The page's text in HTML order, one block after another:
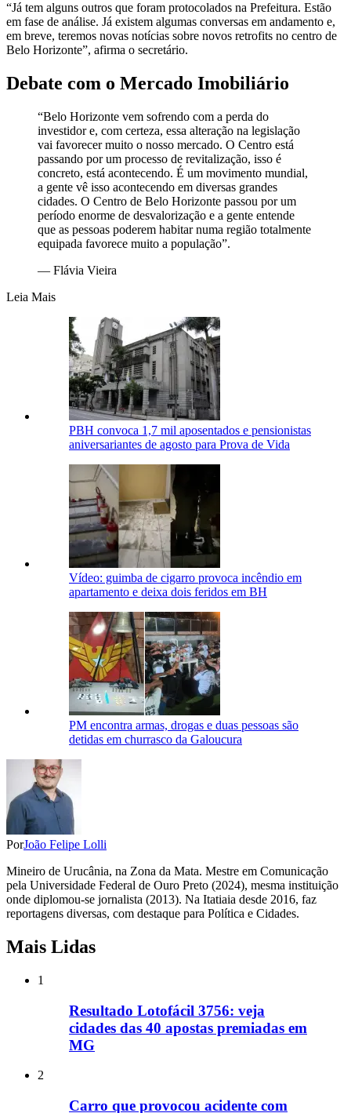
“Já tem alguns outros que foram protocolados na Prefeitura. Estão
em fase de análise. Já existem algumas conversas em andamento e,
em breve, teremos novas notícias sobre novos retrofits no centro de
Belo Horizonte”, afirma o secretário.
Debate com o Mercado Imobiliário
“Belo Horizonte vem sofrendo com a perda do
investidor e, com certeza, essa alteração na legislação
vai favorecer muito o nosso mercado. O Centro está
passando por um processo de revitalização, isso é
concreto, está acontecendo. É um movimento mundial,
a gente vê isso acontecendo em diversas grandes
cidades. O Centro de Belo Horizonte passou por um
período enorme de desvalorização e a gente entende
que as pessoas poderem habitar numa região totalmente
equipada favorece muito a população”.
— Flávia Vieira
Leia Mais
PBH convoca 1,7 mil aposentados e pensionistas
aniversariantes de agosto para Prova de Vida
Vídeo: guimba de cigarro provoca incêndio em
apartamento e deixa dois feridos em BH
PM encontra armas, drogas e duas pessoas são
detidas em churrasco da Galoucura
PorJoão Felipe Lolli
Mineiro de Urucânia, na Zona da Mata. Mestre em Comunicação
pela Universidade Federal de Ouro Preto (2024), mesma instituição
onde diplomou-se jornalista (2013). Na Itatiaia desde 2016, faz
reportagens diversas, com destaque para Política e Cidades.
Mais Lidas
1
Resultado Lotofácil 3756: veja
cidades das 40 apostas premiadas em
MG
2
Carro que provocou acidente com